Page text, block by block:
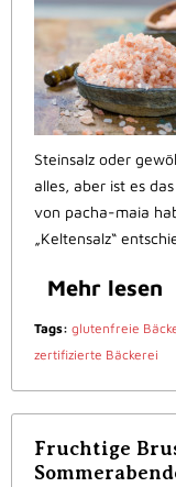
Steinsalz oder
alles, aber ist es
von pacha-maia
„Keltensalz“
Mehr lesen
Tags: glutenfreie
zertifizierte Bäckerei
Fruchtige